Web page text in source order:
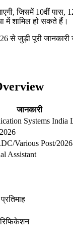
जिसमें 10वीं
में शामिल हो सकते हैं।
जुड़ी पूरी जानकारी
जानकारी
Systems
Various Post/
Assistant